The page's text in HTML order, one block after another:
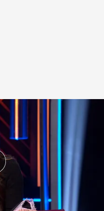
'tierra,
suegra hace apenas